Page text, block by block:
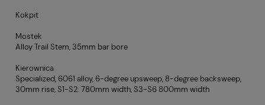
Kokpit
Mostek
Alloy Trail Stem, 35mm bar bore
Kierownica
Specialized, 6061 alloy, 6-degree upsweep, 8-degree backsweep,
30mm rise, S1-S2: 780mm width, S3-S6 800mm width